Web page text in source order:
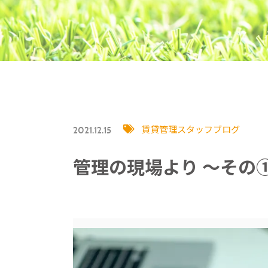
2021.12.15 賃貸管理スタッフブログ
管理の現場より ～そ